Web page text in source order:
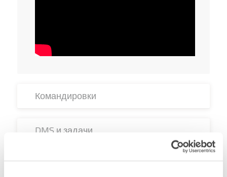
Командировки
DMS и задачи
Контролна табла